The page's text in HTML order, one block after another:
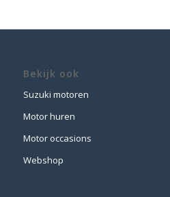
Bekijk ook
Suzuki motoren
Motor huren
Motor occasions
Webshop